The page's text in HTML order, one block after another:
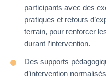
participants avec des
pratiques et retours
terrain, pour renforcer
durant l’intervention.
Des supports
d’intervention